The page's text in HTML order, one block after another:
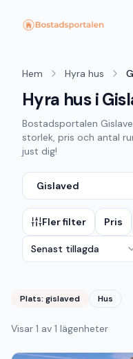
Hem Hyra hus
Hyra hus i
Bostadsportalen
storlek, pris och antal
just dig!
Gislaved
Fler filter Pris
Senast tillagda
Plats: gislaved Hus
Visar 1 av 1 lägenheter